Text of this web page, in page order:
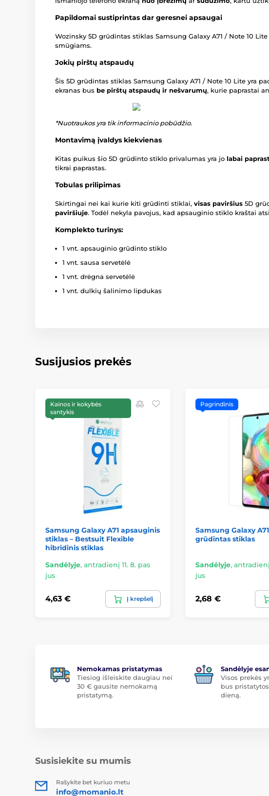
Papildomai sustiprintas dar geresnei apsaugai
Wozinsky 5D grūdintas stiklas Samsung Galaxy A71 / Note 10 Lite
smūgiams.
Jokių pirštų atspaudų
Šis 5D grūdintas stiklas Samsung Galaxy A71 / Note 10 Lite yra
ekranas bus be pirštų atspaudų ir nešvarumų, kurie paprastai
*Nuotraukos yra tik informacinio pobūdžio.
Montavimą įvaldys kiekvienas
Kitas puikus šio 5D grūdinto stiklo privalumas yra jo labai
tikrai paprastas.
Tobulas prilipimas
Skirtingai nei kai kurie kiti grūdinti stiklai, visas paviršius 5D
paviršiuje. Todėl nekyla pavojus, kad apsauginio stiklo kraštai
Komplekto turinys:
1 vnt. apsauginio grūdinto stiklo
1 vnt. sausa servetėlė
1 vnt. drėgna servetėlė
1 vnt. dulkių šalinimo lipdukas
Susijusios prekės
Kainos ir kokybės
santykis
Samsung Galaxy A71 apsauginis
stiklas – Bestsuit Flexible
hibridinis stiklas
Sandėlyje, antradienį 11. 8. pas
jus
4,63 € Į krepšelį
Pagrindinis
Samsung Galaxy
grūdintas stiklas
Sandėlyje, antradienį
jus
2,68 €
Nemokamas pristatymas
Tiesiog išleiskite daugiau nei
30 € gausite nemokamą
pristatymą.
Sandėlyje
Visos prekės
bus
dieną.
Susisiekite su mumis
Rašykite bet kuriuo metu
info@momanio.lt